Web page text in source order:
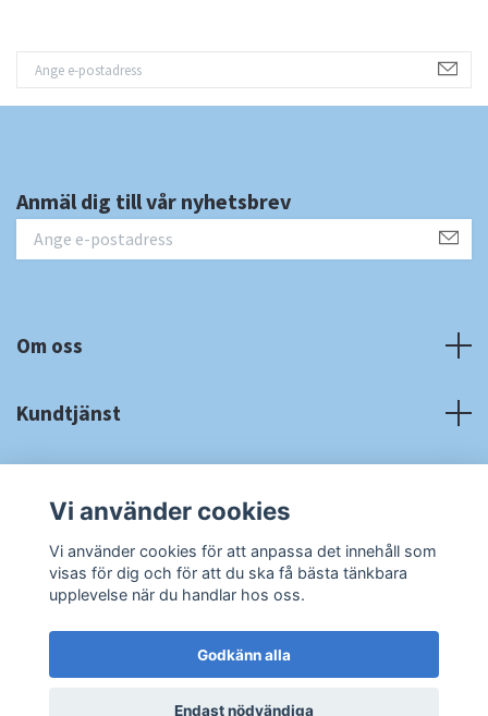
Anmäl dig till vår nyhetsbrev
Om oss
Kundtjänst
Sociala medier
© 2026 RA CardshopPowered by Quickbutik
Vi använder cookies
Vi använder cookies för att anpassa det innehåll som
visas för dig och för att du ska få bästa tänkbara
upplevelse när du handlar hos oss.
Godkänn alla
Endast nödvändiga